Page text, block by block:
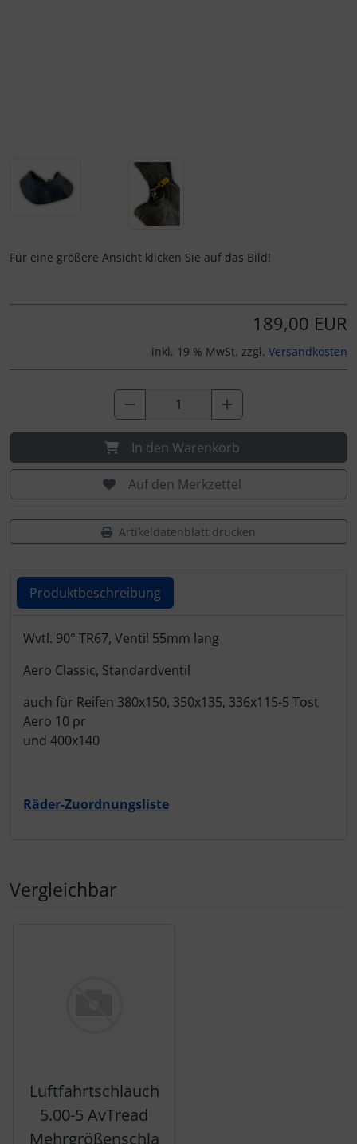
Für eine größere Ansicht klicken Sie auf das Bild!
189,00 EUR
inkl. 19 % MwSt. zzgl. Versandkosten
In den Warenkorb
Auf den Merkzettel
Artikeldatenblatt drucken
Produktbeschreibung
Produktbeschreibung
Wvtl. 90° TR67, Ventil 55mm lang
Aero Classic, Standardventil
auch für Reifen 380x150, 350x135, 336x115-5 Tost
Aero 10 pr
und 400x140
Räder-Zuordnungsliste
Vergleichbar
Luftfahrtschlauch
5.00-5 AvTread
Mehrgrößenschla
3D Reliefkarten